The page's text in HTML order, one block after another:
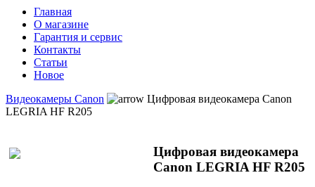
Главная
О магазине
Гарантия и сервис
Контакты
Статьи
Новое
Видеокамеры Canon
Цифровая видеокамера Canon
LEGRIA HF R205
Цифровая видеокамера
Canon LEGRIA HF R205